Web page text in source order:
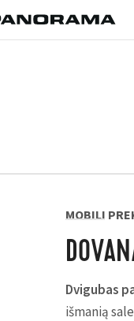
MOBILI
Dvigubas
išmanią
salelę 1-ame
6 planšetę, kurios
priderins
užklijavimo